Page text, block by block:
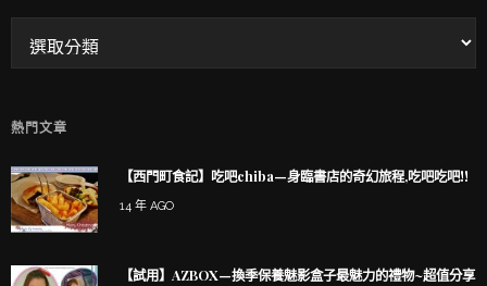
熱門文章
【西門町食記】吃吧chiba—身臨書店的奇幻旅程,吃吧吃吧!!
14 年 AGO
【試用】AZBOX—換季保養魅影盒子最魅力的禮物~超值分享